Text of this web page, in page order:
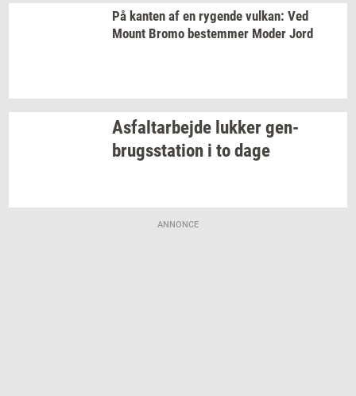
På kan­ten af en ry­gen­de vulkan: Ved
Mount Bromo be­stem­mer Moder Jord
As­fal­t­ar­bej­de luk­kergen­
brugs­sta­tion i to dage
ANNONCE